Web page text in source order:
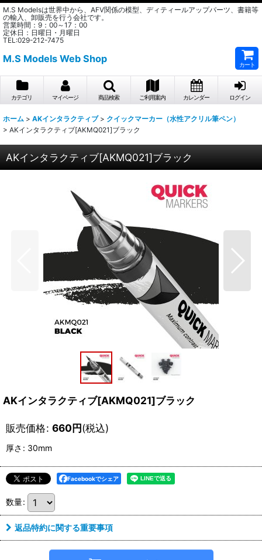
M.S Modelsは世界中から、AFV関係の模型、ディティールアップパーツ、書籍等
の輸入、卸販売を行う会社です。
営業時間：9：00～17：00
定休日：日曜日・月曜日
TEL:029-212-7475
M.S Models Web Shop
カート
カテゴリ マイページ 商品検索 ご利用案内 カレンダー ログイン
ホーム > AKインタラクティブ > クイックマーカー（水性アクリル筆ペン）
> AKインタラクティブ[AKMQ021]ブラック
AKインタラクティブ[AKMQ021]ブラック
AKインタラクティブ[AKMQ021]ブラック
販売価格: 660円(税込)
厚さ : 30mm
Facebookでシェア
数量:
返品特約に関する重要事項